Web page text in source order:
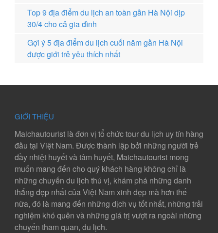
Top 9 địa điểm du lịch an toàn gần Hà Nội dịp
30/4 cho cả gia đình
Gợi ý 5 địa điểm du lịch cuối năm gần Hà Nội
được giới trẻ yêu thích nhất
GIỚI THIỆU
Maichautourist là đơn vị tổ chức tour du lịch uy tín hàng
đầu tại Việt Nam. Được thành lập bởi những người trẻ
đầy nhiệt huyết và tâm huyết, Maichautourist mong
muốn mang đến cho quý khách hàng không chỉ là
những chuyến du lịch thú vị, khám phá những danh
thắng đẹp nhất của Việt Nam xinh đẹp mà hơn thế
nữa, đó là mang đến những dịch vụ tốt nhất, những trải
nghiệm khó quên và những giá trị vượt ra ngoài những
chuyến tham quan, du lịch.